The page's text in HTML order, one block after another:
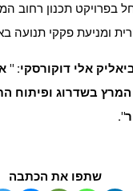
בפרויקט תכנון רחוב
ומניעת פקקי תנועה
אלי דוקורסקי: "
בשדרוג ופיתוח
שתפו את הכתבה